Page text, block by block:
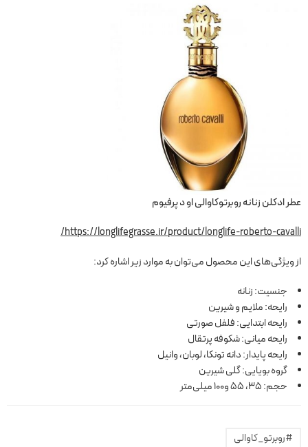
عطر ادکلن زنانه روبرتوکاوالی او د پرفیوم
https://longlifegrasse.ir/product/longlife-roberto-cavalli/
از ویژگی‌های این محصول می‌توان به موارد زیر اشاره کرد:
جنسیت: زنانه
رایحه: ملایم و شیرین
رایحه ابتدایی: فلفل صورتی
رایحه میانی: شکوفه پرتقال
رایحه پایدار: دانه تونکا، لوبان، وانیل
گروه بویایی: گلی شیرین
حجم: 35، 55 و100 میلی‌متر
#روبرتو_کاوالی